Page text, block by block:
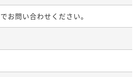
お問い合わせください。